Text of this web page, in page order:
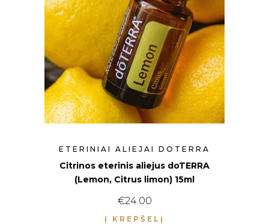
ETERINIAI ALIEJAI DOTERRA
Citrinos eterinis aliejus doTERRA
(Lemon, Citrus limon) 15ml
€24.00
Į KREPŠELĮ